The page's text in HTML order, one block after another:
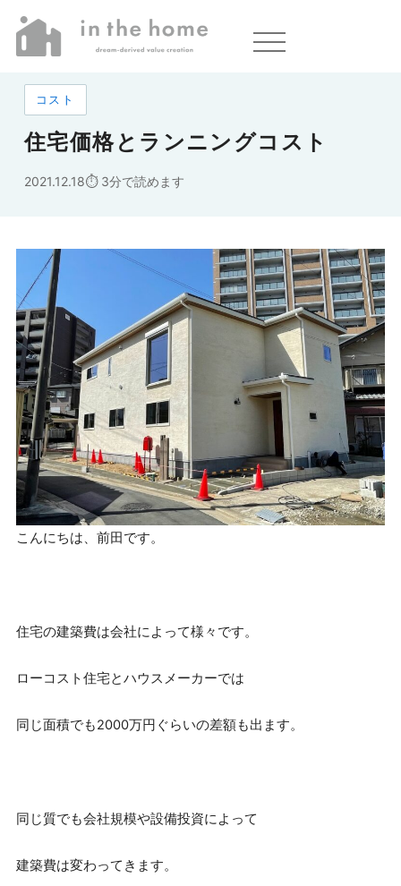
ホーム» 住宅価格とランニングコスト
コスト
住宅価格とランニングコスト
2021.12.18 3分で読めます
こんにちは、前田です。
住宅の建築費は会社によって様々です。
ローコスト住宅とハウスメーカーでは
同じ面積でも2000万円ぐらいの差額も出ます。
同じ質でも会社規模や設備投資によって
建築費は変わってきます。